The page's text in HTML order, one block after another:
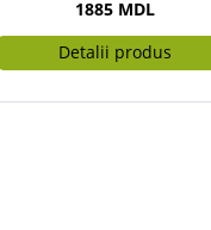
1885 MDL
Detalii produs